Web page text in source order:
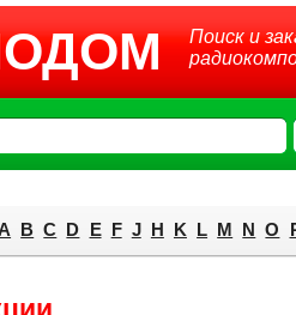
Поиск и
B C D E F J H K L M N O